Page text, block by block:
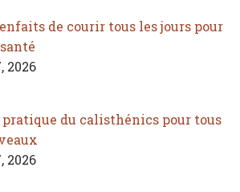
de courir tous les jours pour
2026
pratique du calisthénics pour tous
2026